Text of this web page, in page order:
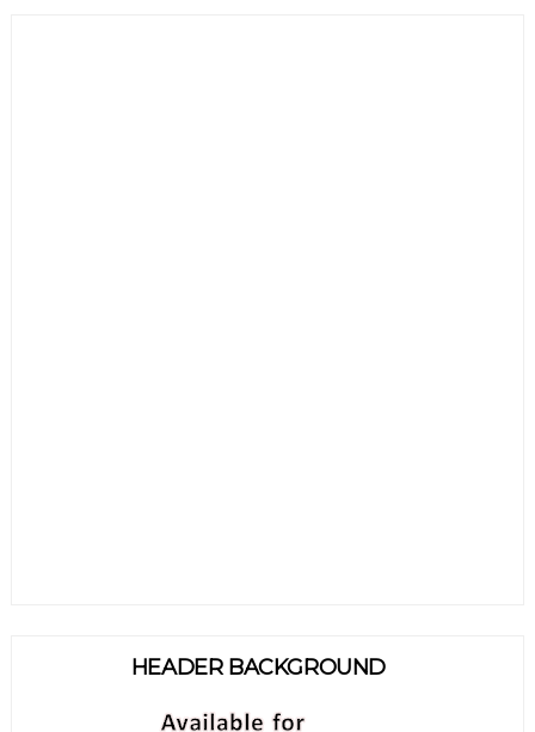
HEADER BACKGROUND